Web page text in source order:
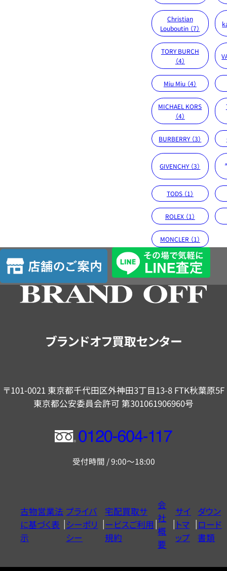
Christian
Louboutin （7）
TORY BURCH
（4）
Miu Miu （4）
MICHAEL KORS
（4）
BURBERRY （3）
GIVENCHY （3）
TODS （1）
ROLEX （1）
MONCLER （1）
店
舗
の
ブランドオフ買取センター
〒101-0021 東京都千代田区外神田3丁目13-8 FTK秋葉原5F
東京都公安委員会許可 第301061906960号
フ
ー
ヤ
ル
0120604117
受付時間 / 9:00～18:00
古物営業法
に基づく表
示
プライバ
シーポリ
シー
宅配買取サ
ービスご利用
規約
会
社
概
要
サイ
トマ
ップ
ダウン
ロード
書類